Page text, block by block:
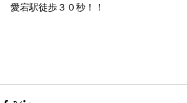
愛宕駅徒歩３０秒！！